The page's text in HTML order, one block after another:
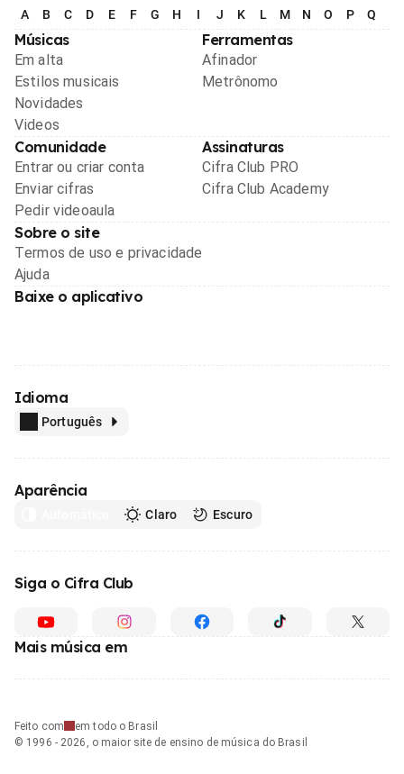
A B C D E F G H I J K L M N O P Q
Músicas
Em alta
Estilos musicais
Novidades
Videos
Ferramentas
Afinador
Metrônomo
Comunidade
Entrar ou criar conta
Enviar cifras
Pedir videoaula
Assinaturas
Cifra Club PRO
Cifra Club Academy
Sobre o site
Termos de uso e privacidade
Ajuda
Baixe o aplicativo
Idioma
Português
Aparência
Claro Escuro
Siga o Cifra Club
Mais música em
Feito com
em todo o Brasil
© 1996 - 2026, o maior site de ensino de música do Brasil